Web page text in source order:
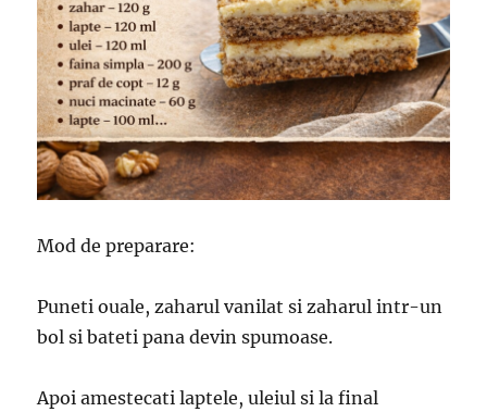
Mod de preparare:
Puneti ouale, zaharul vanilat si zaharul intr-un
bol si bateti pana devin spumoase.
Apoi amestecati laptele, uleiul si la final